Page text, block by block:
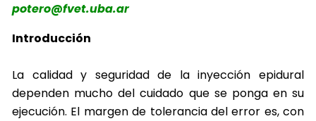
potero@fvet.uba.ar
Introducción
La calidad y seguridad de la inyección epidural
dependen mucho del cuidado que se ponga en su
ejecución. El margen de tolerancia del error es, con